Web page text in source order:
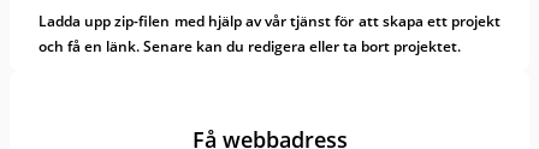
Ladda upp zip-filen med hjälp av vår tjänst för att skapa ett projekt
och få en länk. Senare kan du redigera eller ta bort projektet.
Få webbadress